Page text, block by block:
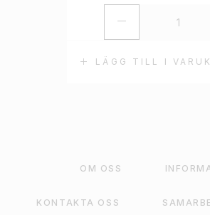
LÄGG TILL I
OM OSS
KONTAKTA OSS